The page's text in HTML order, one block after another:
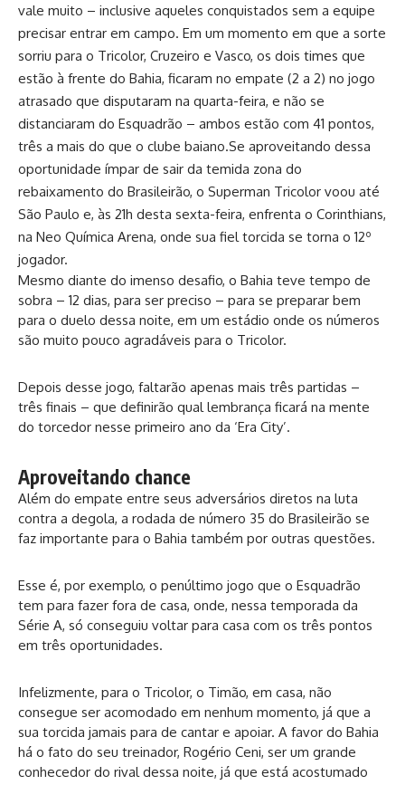
vale muito – inclusive aqueles conquistados sem a equipe
precisar entrar em campo. Em um momento em que a sorte
sorriu para o Tricolor, Cruzeiro e Vasco, os dois times que
estão à frente do Bahia, ficaram no empate (2 a 2) no jogo
atrasado que disputaram na quarta-feira, e não se
distanciaram do Esquadrão – ambos estão com 41 pontos,
três a mais do que o clube baiano.Se aproveitando dessa
oportunidade ímpar de sair da temida zona do
rebaixamento do Brasileirão, o Superman Tricolor voou até
São Paulo e, às 21h desta sexta-feira, enfrenta o Corinthians,
na Neo Química Arena, onde sua fiel torcida se torna o 12º
jogador.
Mesmo diante do imenso desafio, o Bahia teve tempo de
sobra – 12 dias, para ser preciso – para se preparar bem
para o duelo dessa noite, em um estádio onde os números
são muito pouco agradáveis para o Tricolor.
Depois desse jogo, faltarão apenas mais três partidas –
três finais – que definirão qual lembrança ficará na mente
do torcedor nesse primeiro ano da ‘Era City’.
Aproveitando chance
Além do empate entre seus adversários diretos na luta
contra a degola, a rodada de número 35 do Brasileirão se
faz importante para o Bahia também por outras questões.
Esse é, por exemplo, o penúltimo jogo que o Esquadrão
tem para fazer fora de casa, onde, nessa temporada da
Série A, só conseguiu voltar para casa com os três pontos
em três oportunidades.
Infelizmente, para o Tricolor, o Timão, em casa, não
consegue ser acomodado em nenhum momento, já que a
sua torcida jamais para de cantar e apoiar. A favor do Bahia
há o fato do seu treinador, Rogério Ceni, ser um grande
conhecedor do rival dessa noite, já que está acostumado